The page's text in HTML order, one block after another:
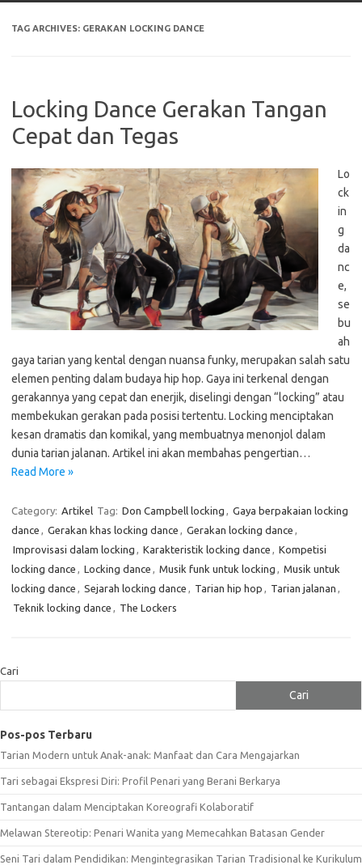
TAG ARCHIVES: GERAKAN LOCKING DANCE
Locking Dance Gerakan Tangan
Cepat dan Tegas
Lo
ck
in
g
da
nc
e,
se
bu
ah
gaya tarian yang kental dengan nuansa funky, merupakan salah satu
elemen penting dalam budaya hip hop. Gaya ini terkenal dengan
gerakannya yang cepat dan enerjik, diselingi dengan “locking” atau
membekukan gerakan pada posisi tertentu. Locking menciptakan
kesan dramatis dan komikal, yang membuatnya menonjol dalam
dunia tarian jalanan. Artikel ini akan membahas pengertian…
Read More »
Category: Artikel Tag: Don Campbell locking , Gaya berpakaian locking
dance , Gerakan khas locking dance , Gerakan locking dance ,
Improvisasi dalam locking , Karakteristik locking dance , Kompetisi
locking dance , Locking dance , Musik funk untuk locking , Musik untuk
locking dance , Sejarah locking dance , Tarian hip hop , Tarian jalanan ,
Teknik locking dance , The Lockers
Cari
Cari
Pos-pos Terbaru
Tarian Modern untuk Anak-anak: Manfaat dan Cara Mengajarkan
Tari sebagai Ekspresi Diri: Profil Penari yang Berani Berkarya
Tantangan dalam Menciptakan Koreografi Kolaboratif
Melawan Stereotip: Penari Wanita yang Memecahkan Batasan Gender
Seni Tari dalam Pendidikan: Mengintegrasikan Tarian Tradisional ke Kurikulum